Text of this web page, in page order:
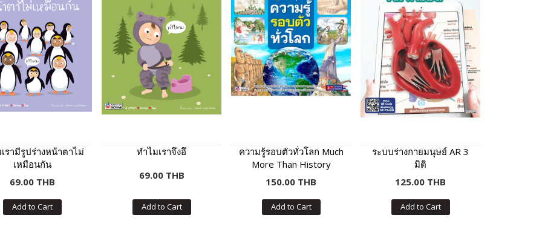
รามีรูปร่างหน้าตาไม่
เหมือนกัน
69.00 THB
Add to Cart
ทำไมเราจึงอึ
69.00 THB
Add to Cart
ความรู้รอบตัวทั่วโลก Much
More Than History
150.00 THB
Add to Cart
ระบบร่างกายมนุษย์ AR 3
มิติ
125.00 THB
Add to Cart